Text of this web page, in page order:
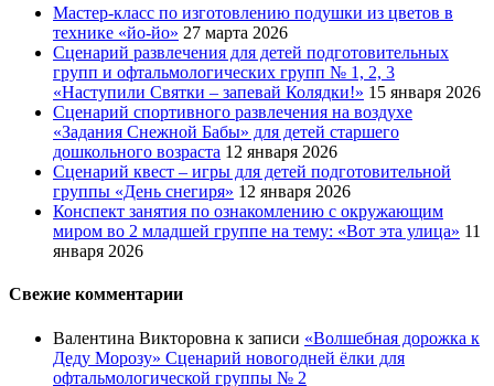
Мастер-класс по изготовлению подушки из цветов в
технике «йо-йо» 27 марта 2026
Сценарий развлечения для детей подготовительных
групп и офтальмологических групп № 1, 2, 3
«Наступили Святки – запевай Колядки!» 15 января 2026
Сценарий спортивного развлечения на воздухе
«Задания Снежной Бабы» для детей старшего
дошкольного возраста 12 января 2026
Сценарий квест – игры для детей подготовительной
группы «День снегиря» 12 января 2026
Конспект занятия по ознакомлению с окружающим
миром во 2 младшей группе на тему: «Вот эта улица» 11
января 2026
Свежие комментарии
Валентина Викторовна к записи «Волшебная дорожка к
Деду Морозу» Сценарий новогодней ёлки для
офтальмологической группы № 2